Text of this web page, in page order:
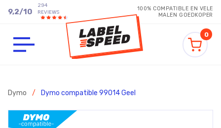
9,2/10
294
REVIEWS
100% COMPATIBLE EN VELE
MALEN GOEDKOPER
0
Dymo / Dymo compatible 99014 Geel